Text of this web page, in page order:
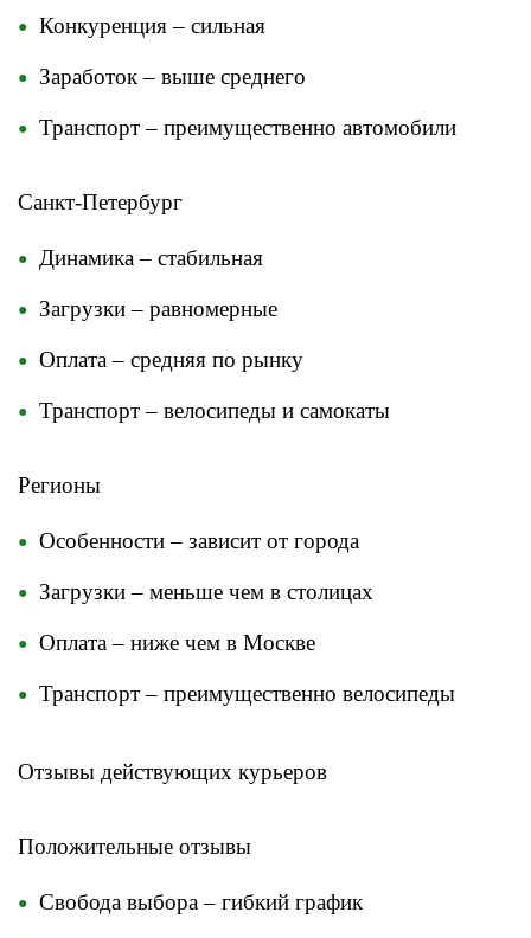
Конкуренция – сильная
Заработок – выше среднего
Транспорт – преимущественно автомобили
Санкт-Петербург
Динамика – стабильная
Загрузки – равномерные
Оплата – средняя по рынку
Транспорт – велосипеды и самокаты
Регионы
Особенности – зависит от города
Загрузки – меньше чем в столицах
Оплата – ниже чем в Москве
Транспорт – преимущественно велосипеды
Отзывы действующих курьеров
​Положительные отзывы
Свобода выбора – гибкий график